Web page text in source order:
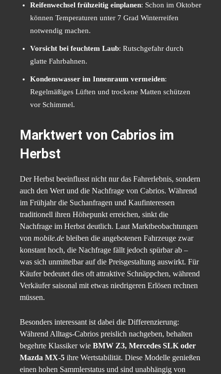
Reifenwechsel frühzeitig einplanen: Schon im Oktober
können Temperaturen unter 7 Grad Winterreifen
notwendig machen.
Vorsicht bei feuchtem Laub: Rutschgefahr durch
glatte Fahrbahnen.
Kondenswasser im Innenraum vermeiden:
Regelmäßiges Lüften und trockene Matten schützen
vor Schimmel.
Marktwert von Cabrios im
Herbst
Der Herbst beeinflusst nicht nur das Fahrerlebnis, sondern
auch den Wert und die Nachfrage von Cabrios. Während
im Frühjahr die Suchanfragen und Kaufinteressen
traditionell ihren Höhepunkt erreichen, sinkt die
Nachfrage im Herbst deutlich. Laut Marktbeobachtungen
von mobile.de bleiben die angebotenen Fahrzeuge zwar
konstant hoch, die Nachfrage fällt jedoch spürbar ab –
was sich unmittelbar auf die Preisgestaltung auswirkt. Für
Käufer bedeutet dies oft attraktive Schnäppchen, während
Verkäufer saisonal mit etwas niedrigeren Erlösen rechnen
müssen.
Besonders interessant ist dabei die Differenzierung:
Während Alltags-Cabrios preislich nachgeben, behalten
begehrte Klassiker wie BMW Z3, Mercedes SLK oder
Mazda MX-5 ihre Wertstabilität. Diese Modelle genießen
einen hohen Sammlerstatus und sind unabhängig von